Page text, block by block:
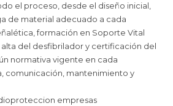
el proceso, desde el diseño inicial,
de material adecuado a cada
formación en Soporte Vital
del desfibrilador y certificación del
normativa vigente en cada
comunicación, mantenimiento y